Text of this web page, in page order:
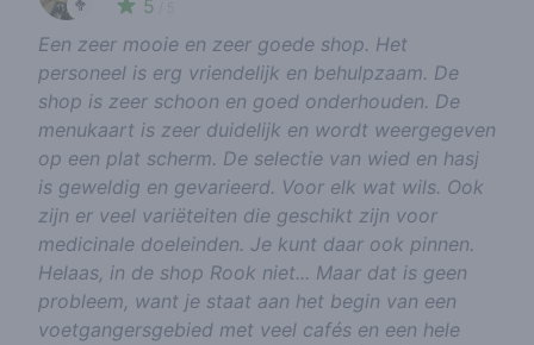
🥦 5
Een zeer mooie en zeer goede shop. Het
personeel is erg vriendelijk en behulpzaam. De
shop is zeer schoon en goed onderhouden. De
menukaart is zeer duidelijk en wordt weergegeven
op een plat scherm. De selectie van wied en hasj
is geweldig en gevarieerd. Voor elk wat wils. Ook
zijn er veel variëteiten die geschikt zijn voor
medicinale doeleinden. Je kunt daar ook pinnen.
Helaas, in de shop Rook niet... Maar dat is geen
probleem, want je staat aan het begin van een
voetgangersgebied met veel cafés en een hele